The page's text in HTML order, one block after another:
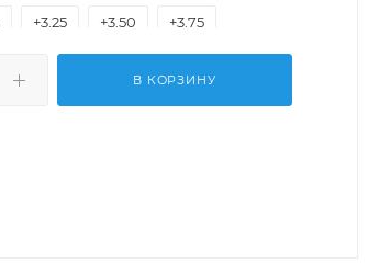
+3.25 +3.50 +3.75
В КОРЗИНУ